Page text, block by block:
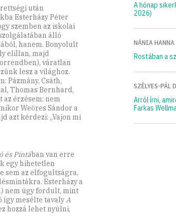
után
Esterházy Péter
szemben az iskolai
álló
hanem. Bonyolult
elillan, majd
váratlan
lesz a világhoz.
Pázmány, Csáth,
Thomas Bernhard,
érzésem: nem
Weöres Sándor a
azt kérdezi: „Vajon mi
és Pintában van erre
egy hihetetlen
sem az elfogultságra,
Esterházy a
nem úgy fordult, mint
így mesélte tavalyA
hozzá lehet nyúlni,
A hónap
2026)
NÁNIA HANNA
Rostában a
SZÉLYES-PÁL
Arról írni,
Farkas